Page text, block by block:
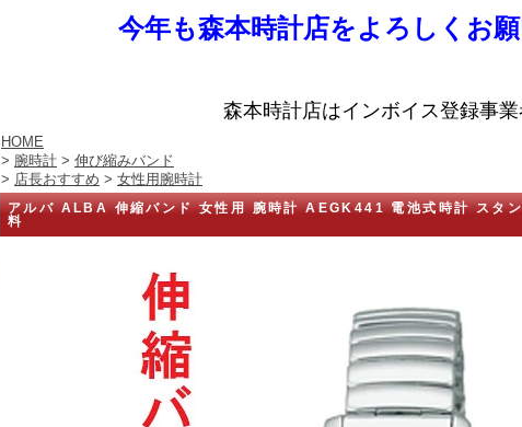
今年も森本時計店をよろしくお
森本時計店はインボイス登録事
HOME
> 腕時計 > 伸び縮みバンド
> 店長おすすめ > 女性用腕時計
アルバ ALBA 伸縮バンド 女性用 腕時計 AEGK441 電池式時計 スタ
料